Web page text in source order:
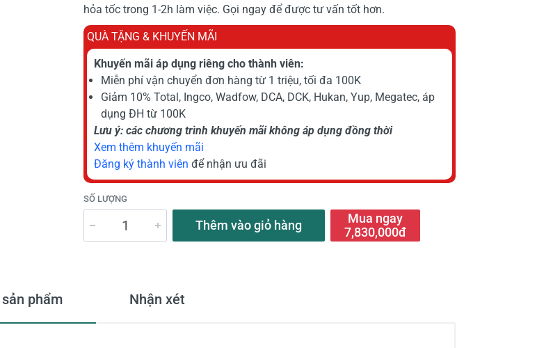
hỏa tốc trong 1-2h làm việc. Gọi ngay để được tư vấn tốt hơn.
QUÀ TẶNG & KHUYẾN MÃI
Khuyến mãi áp dụng riêng cho thành viên:
Miễn phí vận chuyển đơn hàng từ 1 triệu, tối đa 100K
Giảm 10% Total, Ingco, Wadfow, DCA, DCK, Hukan, Yup, Megatec, áp
dụng ĐH từ 100K
Lưu ý: các chương trình khuyến mãi không áp dụng đồng thời
Xem thêm khuyến mãi
Đăng ký thành viên để nhận ưu đãi
SỐ LƯỢNG
Thêm vào giỏ hàng
Mua ngay
7,830,000đ
phẩm Nhận xét